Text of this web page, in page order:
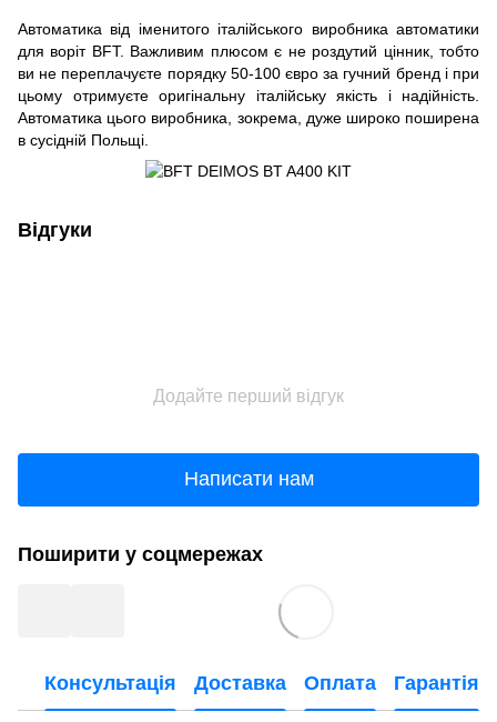
Автоматика від іменитого італійського виробника автоматики
для воріт BFT. Важливим плюсом є не роздутий цінник, тобто
ви не переплачуєте порядку 50-100 євро за гучний бренд і при
цьому отримуєте оригінальну італійську якість і надійність.
Автоматика цього виробника, зокрема, дуже широко поширена
в сусідній Польщі.
Відгуки
Додайте перший відгук
Написати нам
Поширити у соцмережах
Консультація Доставка Оплата Гарантія